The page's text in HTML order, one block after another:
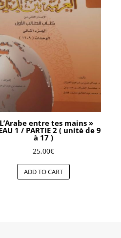
entre tes mains »
1 / PARTIE 2 ( unité de 9
à 17 )
25,00€
ADD TO CART